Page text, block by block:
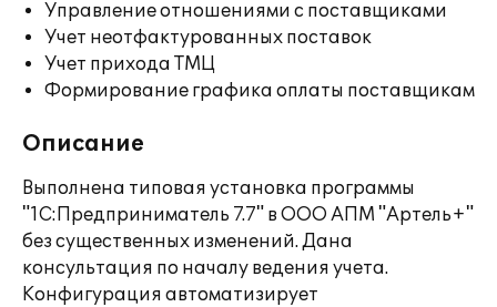
Управление отношениями с поставщиками
Учет неотфактурованных поставок
Учет прихода ТМЦ
Формирование графика оплаты поставщикам
Описание
Выполнена типовая установка программы
"1С:Предприниматель 7.7" в ООО АПМ "Артель+"
без существенных изменений. Дана
консультация по началу ведения учета.
Конфигурация автоматизирует